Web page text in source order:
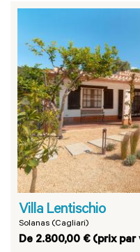
Villa Lentischio
Solanas (Cagliari)
De 2.800,00 € (prix par